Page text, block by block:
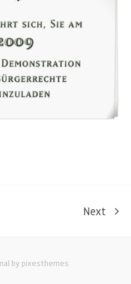
Next
by pixesthemes